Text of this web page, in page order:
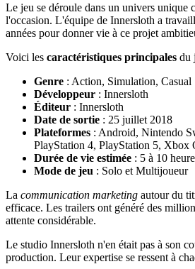
Le jeu se déroule dans un univers unique
l'occasion. L'équipe de Innersloth a
années pour donner vie à ce projet
Voici les caractéristiques principales du
Genre : Action, Simulation, Casual
Développeur : Innersloth
Éditeur : Innersloth
Date de sortie : 25 juillet 2018
Plateformes : Android, Nintendo
PlayStation 4, PlayStation 5, Xbox
Durée de vie estimée : 5 à 10
Mode de jeu : Solo et Multijoueur
La communication marketing autour du
efficace. Les trailers ont généré des
attente considérable.
Le studio Innersloth n'en était pas à son
production. Leur expertise se ressent à